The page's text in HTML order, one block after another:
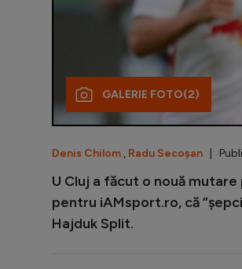
GALERIE FOTO(2)
Denis Chilom , Radu Secoșan |
U Cluj a făcut o nouă
pentru iAMsport.ro, că
Hajduk Split.